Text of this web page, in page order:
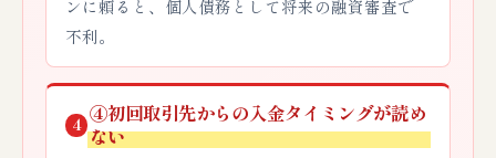
ンに頼ると、個人債務として将来の融資審査で
不利。
4 ④初回取引先からの入金タイミングが読め
ない